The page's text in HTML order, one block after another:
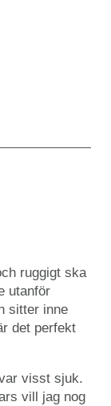
ruggigt ska
utanför
sitter inne
det perfekt
visst sjuk.
vill jag nog